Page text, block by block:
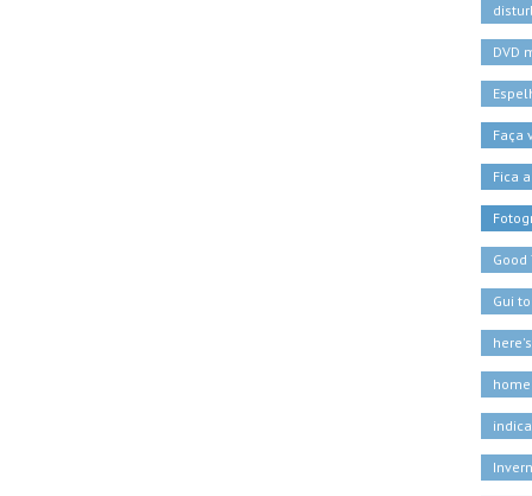
DVD
Faça
Fica
Good
Gui